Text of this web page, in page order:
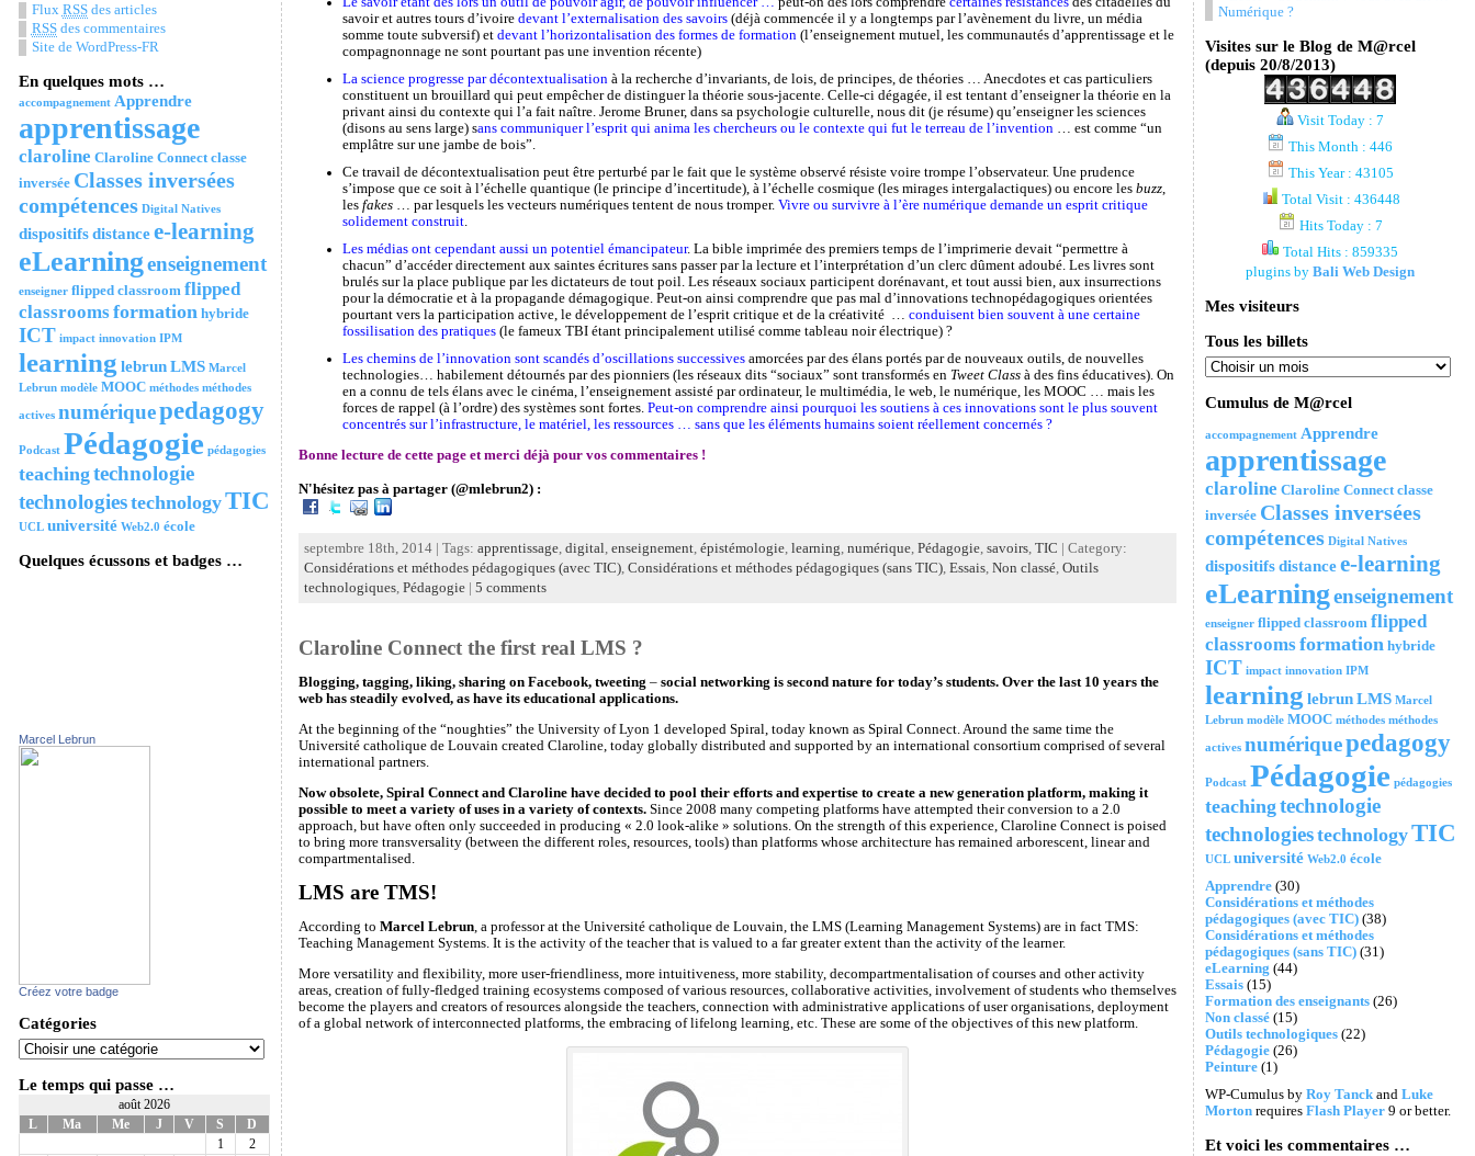
Flux RSSdes articles
RSSdes commentaires
Site de WordPress-FR
En quelques mots …
accompagnement Apprendre
apprentissage
claroline Claroline Connect classe
inversée Classes inversées
compétences Digital Natives
dispositifsdistancee-learning
eLearningenseignement
enseigner flipped classroom flipped
classroomsformation hybride
ICT impact innovation IPM
learning lebrunLMS Marcel
Lebrun modèle MOOC méthodes méthodes
actives numériquepedagogy
Podcast Pédagogie pédagogies
teachingtechnologie
technologiestechnologyTIC
UCL université Web2.0 école
Quelques écussons et badges …
Marcel Lebrun
Créez votre badge
Catégories
Le temps qui passe …
août 2026
L
Ma Me J V S D
1
2
savoir et autres tours d’ivoire devant l’externalisation des savoirs(déjà commencée il y a longtemps par l’avènement du livre, un média
somme toute subversif) et devant l’horizontalisation des formes de formation(l’enseignement mutuel, les communautés d’apprentissage et le
compagnonnage ne sont pourtant pas une invention récente)
La science progresse par décontextualisationà la recherche d’invariants, de lois, de principes, de théories … Anecdotes et cas particuliers
constituent un brouillard qui peut empêcher de distinguer la théorie sous-jacente. Celle-ci dégagée, il est tentant d’enseigner la théorie en la
privant ainsi du contexte qui l’a fait naître. Jerome Bruner, dans sa psychologie culturelle, nous dit (je résume) qu’enseigner les sciences
(disons au sens large) sans communiquer l’esprit qui anima les chercheurs ou le contexte qui fut le terreau de l’invention… est comme “un
emplâtre sur une jambe de bois”.
Ce travail de décontextualisation peut être perturbé par le fait que le système observé résiste voire trompe l’observateur. Une prudence
s’impose que ce soit à l’échelle quantique (le principe d’incertitude), à l’échelle cosmique (les mirages intergalactiques) ou encore les buzz,
les fakes… par lesquels les vecteurs numériques tentent de nous tromper. Vivre ou survivre à l’ère numérique demande un esprit critique
solidement construit.
Les médias ont cependant aussi un potentiel émancipateur. La bible imprimée des premiers temps de l’imprimerie devait “permettre à
chacun” d’accéder directement aux saintes écritures sans passer par la lecture et l’interprétation d’un clerc dûment adoubé. Les livres sont
brulés sur la place publique par les dictateurs de tout poil. Les réseaux sociaux participent dorénavant, et tout aussi bien, aux insurrections
pour la démocratie et à la propagande démagogique. Peut-on ainsi comprendre que pas mal d’innovations technopédagogiques orientées
pourtant vers la participation active, le développement de l’esprit critique et de la créativité … conduisent bien souvent à une certaine
fossilisation des pratiques(le fameux TBI étant principalement utilisé comme tableau noir électrique) ?
Les chemins de l’innovation sont scandés d’oscillations successivesamorcées par des élans portés par de nouveaux outils, de nouvelles
technologies… habilement détournés par des pionniers (les réseaux dits “sociaux” sont transformés en Tweet Classà des fins éducatives). On
en a connu de tels élans avec le cinéma, l’enseignement assisté par ordinateur, le multimédia, le web, le numérique, les MOOC … mais les
forces de rappel (à l’ordre) des systèmes sont fortes. Peut-on comprendre ainsi pourquoi les soutiens à ces innovations sont le plus souvent
concentrés sur l’infrastructure, le matériel, les ressources … sans que les éléments humains soient réellement concernés ?
Bonne lecture de cette page et merci déjà pour vos commentaires !
N'hésitez pas à partager (@mlebrun2) :
septembre 18th, 2014 | Tags: apprentissage, digital, enseignement, épistémologie, learning, numérique, Pédagogie, savoirs, TIC | Category:
Considérations et méthodes pédagogiques (avec TIC), Considérations et méthodes pédagogiques (sans TIC), Essais, Non classé, Outils
technologiques, Pédagogie| 5 comments
Claroline Connect the first real LMS ?
Blogging, tagging, liking, sharing on Facebook, tweeting – social networking is second nature for today’s students. Over the last 10 years the
web has steadily evolved, as have its educational applications.
At the beginning of the “noughties” the University of Lyon 1 developed Spiral, today known as Spiral Connect. Around the same time the
Université catholique de Louvain created Claroline, today globally distributed and supported by an international consortium comprised of several
international partners.
Now obsolete, Spiral Connect and Claroline have decided to pool their efforts and expertise to create a new generation platform, making it
possible to meet a variety of uses in a variety of contexts.Since 2008 many competing platforms have attempted their conversion to a 2.0
approach, but have often only succeeded in producing « 2.0 look-alike » solutions. On the strength of this experience, Claroline Connect is poised
to bring more transversality (between the different roles, resources, tools) than platforms whose architecture has remained arborescent, linear and
compartmentalised.
LMS are TMS!
According to Marcel Lebrun, a professor at the Université catholique de Louvain, the LMS (Learning Management Systems) are in fact TMS:
Teaching Management Systems. It is the activity of the teacher that is valued to a far greater extent than the activity of the learner.
More versatility and flexibility, more user-friendliness, more intuitiveness, more stability, decompartmentalisation of courses and other activity
areas, creation of fully-fledged training ecosystems composed of various resources, collaborative activities, involvement of students who themselves
become the players and creators of resources alongside the teachers, connection with administrative applications of user organisations, deployment
of a global network of interconnected platforms, the embracing of lifelong learning, etc. These are some of the objectives of this new platform.
Numérique ?
Visites sur le Blog de M@rcel
(depuis 20/8/2013)
Visit Today : 7
This Month : 446
This Year : 43105
Total Visit : 436448
Hits Today : 7
Total Hits : 859335
plugins byBali Web Design
Mes visiteurs
Tous les billets
Cumulus de M@rcel
accompagnement Apprendre
apprentissage
claroline Claroline Connect classe
inversée Classes inversées
compétences Digital Natives
dispositifsdistancee-learning
eLearningenseignement
enseigner flipped classroom flipped
classroomsformation hybride
ICT impact innovation IPM
learning lebrunLMS Marcel
Lebrun modèle MOOC méthodes méthodes
actives numériquepedagogy
Podcast Pédagogie pédagogies
teachingtechnologie
technologiestechnologyTIC
UCL université Web2.0 école
Apprendre(30)
Considérations et méthodes
pédagogiques (avec TIC)(38)
Considérations et méthodes
pédagogiques (sans TIC)(31)
eLearning (44)
Essais(15)
Formation des enseignants(26)
Non classé(15)
Outils technologiques(22)
Pédagogie(26)
Peinture(1)
WP-Cumulus by Roy Tanckand Luke
Mortonrequires Flash Player9 or better.
Et voici les commentaires …